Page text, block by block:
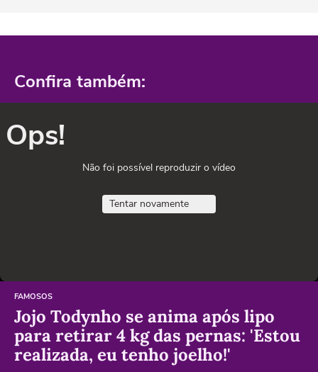
Confira também:
Ops!
Não foi possível reproduzir o vídeo
Tentar novamente
FAMOSOS
Jojo Todynho se anima após lipo
para retirar 4 kg das pernas: 'Estou
realizada, eu tenho joelho!'